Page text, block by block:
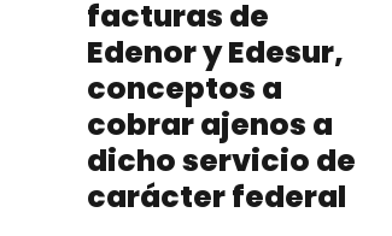
facturas de
Edenor y Edesur,
conceptos a
cobrar ajenos a
dicho servicio de
carácter federal